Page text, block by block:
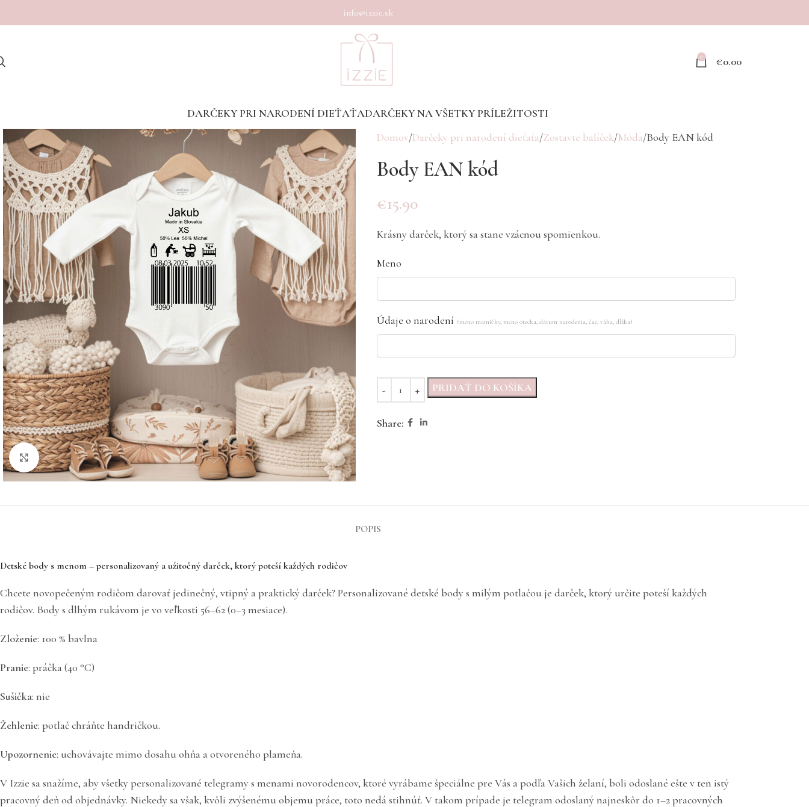
info@izzie.sk
0 €0.00
DARČEKY PRI NARODENÍ DIEŤAŤADARČEKY NA VŠETKY PRÍLEŽITOSTI
Click to enlarge
Domov Darčeky pri narodení dieťaťa Zostavte balíček Móda Body EAN kód
Body EAN kód
€15.90
Krásny darček, ktorý sa stane vzácnou spomienkou.
Meno
Údaje o narodení (meno mamičky, meno otecka, dátum narodenia, čas, váha, dĺžka)
PRIDAŤ DO KOŠÍKA
Share:
POPIS
Detské body s menom – personalizovaný a užitočný darček, ktorý poteší každých rodičov
Chcete novopečeným rodičom darovať jedinečný, vtipný a praktický darček? Personalizované detské body s milým potlačou je darček, ktorý určite poteší každých
rodičov. Body s dlhým rukávom je vo veľkosti 56–62 (0–3 mesiace).
Zloženie: 100 % bavlna
Pranie: práčka (40 °C)
Sušička: nie
Žehlenie: potlač chráňte handričkou.
Upozornenie: uchovávajte mimo dosahu ohňa a otvoreného plameňa.
V Izzie sa snažíme, aby všetky personalizované telegramy s menami novorodencov, ktoré vyrábame špeciálne pre Vás a podľa Vašich želaní, boli odoslané ešte v ten istý
pracovný deň od objednávky. Niekedy sa však, kvôli zvýšenému objemu práce, toto nedá stihnúť. V takom prípade je telegram odoslaný najneskôr do 1–2 pracovných